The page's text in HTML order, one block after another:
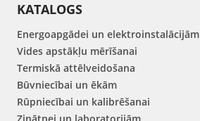
KATALOGS
Energoapgādei un elektroinstalācijām
Vides apstākļu mērīšanai
Termiskā attēlveidošana
Būvniecībai un ēkām
Rūpniecībai un kalibrēšanai